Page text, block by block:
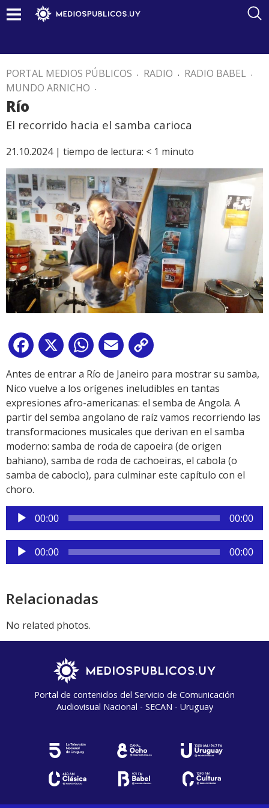
PORTAL MEDIOS PÚBLICOS . RADIO . RADIO BABEL .
MUNDO ARNICHO .
Río
El recorrido hacia el samba carioca
21.10.2024 | tiempo de lectura: < 1 minuto
Facebook
X WhatsApp
Email
Link
Antes de entrar a Río de Janeiro para mostrar su samba,
Nico vuelve a los orígenes ineludibles en tantas
expresiones afro-americanas: el semba de Angola. A
partir del semba angolano de raíz vamos recorriendo las
transformaciones musicales que derivan en el samba
moderno: samba de roda de capoeira (de origen
bahiano), samba de roda de cachoeiras, el cabola (o
samba de caboclo), para culminar este capítulo con el
choro.
Reproductor
de
audio
00:00 00:00
Reproductor
de
00:00 00:00
Relacionadas
No related photos.
Portal de contenidos del Servicio de Comunicación
Audiovisual Nacional - SECAN - Uruguay